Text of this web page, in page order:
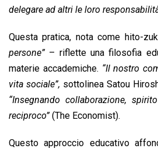
delegare ad altri le loro
Questa pratica, nota come hito-
persone”– riflette una filosofia
materie accademiche. “Il nostro
vita sociale”, sottolinea Satou
“Insegnando collaborazione,
reciproco”(The Economist).
Questo approccio educativo